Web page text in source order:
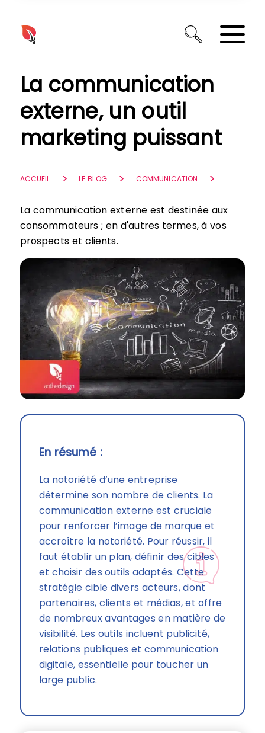
La communication
externe, un outil
marketing puissant
ACCUEIL LE BLOG COMMUNICATION
La communication externe est destinée aux
consommateurs ; en d'autres termes, à vos
prospects et clients.
En résumé :
La notoriété d’une entreprise
détermine son nombre de clients. La
communication externe est cruciale
pour renforcer l’image de marque et
accroître la notoriété. Pour réussir, il
faut établir un plan, définir des cibles
et choisir des outils adaptés. Cette
stratégie cible divers acteurs, dont
partenaires, clients et médias, et offre
de nombreux avantages en matière de
visibilité. Les outils incluent publicité,
relations publiques et communication
digitale, essentielle pour toucher un
large public.